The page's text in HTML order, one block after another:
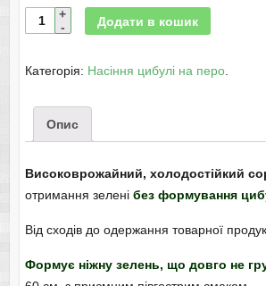
Додати в кошик
Категорія: Насіння цибулі на перо.
Опис
Високоврожайний, холодостійкий
отримання зелені без формування
Від сходів до одержання товарної
Формує ніжну зелень, що довго не